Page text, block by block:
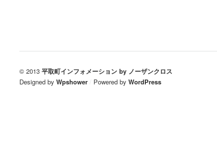
© 2013 平取町インフォメーション by ノーザンクロス
Designed by Wpshower / Powered by WordPress